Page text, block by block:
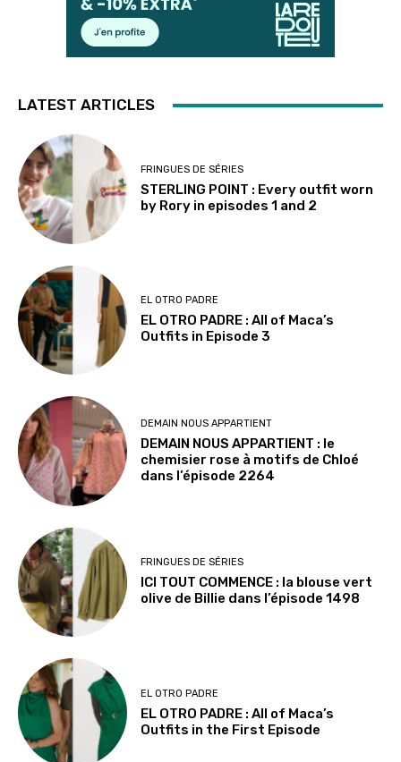
LATEST ARTICLES
FRINGUES DE SÉRIES
STERLING POINT : Every outfit worn
by Rory in episodes 1 and 2
EL OTRO PADRE
EL OTRO PADRE : All of Maca’s
Outfits in Episode 3
DEMAIN NOUS APPARTIENT
DEMAIN NOUS APPARTIENT : le
chemisier rose à motifs de Chloé
dans l’épisode 2264
FRINGUES DE SÉRIES
ICI TOUT COMMENCE : la blouse vert
olive de Billie dans l’épisode 1498
EL OTRO PADRE
EL OTRO PADRE : All of Maca’s
Outfits in the First Episode